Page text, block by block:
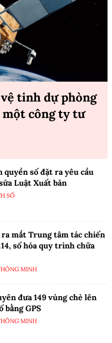
tinh dự phòng
một công ty tư
quyền số đặt ra yêu cầu
Luật Xuất bản
SỐ
ra mắt Trung tâm tác chiến
số hóa quy trình chữa
MINH
đưa 149 vùng chè lên
bằng GPS
MINH